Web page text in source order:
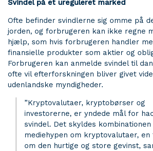
Svindel på et ureguleret marked
Ofte befinder svindlerne sig omme på
jorden, og forbrugeren kan ikke regne
hjælp, som hvis forbrugeren handler
finansielle produkter som aktier og
Forbrugeren kan anmelde svindel til
ofte vil efterforskningen bliver givet
udenlandske myndigheder.
”Kryptovalutaer, kryptobørser og
investorerne, er yndede mål for
svindel. Det skyldes kombinationen
mediehypen om kryptovalutaer,
om den hurtige og store gevinst,